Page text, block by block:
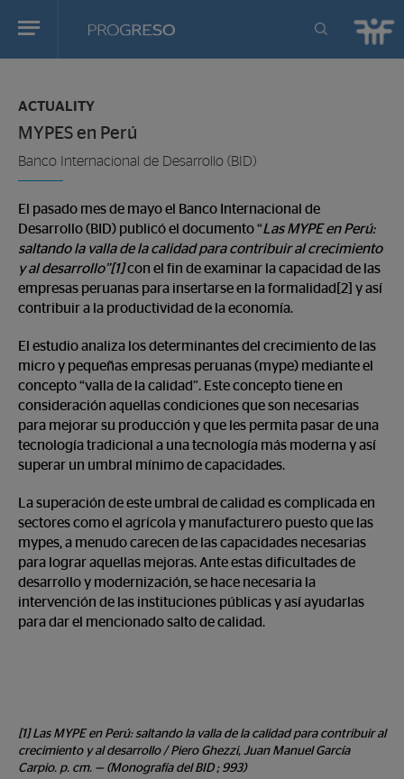
Progreso
Revista
actualidd
are
in:
ACTUALITY
MYPES en Perú
Banco Internacional de Desarrollo (BID)
El pasado mes de mayo el Banco Internacional de
Desarrollo (BID) publicó el documento “Las MYPE en Perú:
saltando la valla de la calidad para contribuir al crecimiento
y al desarrollo”[1]con el fin de examinar la capacidad de las
empresas peruanas para insertarse en la formalidad[2] y así
contribuir a la productividad de la economía.
El estudio analiza los determinantes del crecimiento de las
micro y pequeñas empresas peruanas (mype) mediante el
concepto “valla de la calidad”. Este concepto tiene en
consideración aquellas condiciones que son necesarias
para mejorar su producción y que les permita pasar de una
tecnología tradicional a una tecnología más moderna y así
superar un umbral mínimo de capacidades.
La superación de este umbral de calidad es complicada en
sectores como el agrícola y manufacturero puesto que las
mypes, a menudo carecen de las capacidades necesarias
para lograr aquellas mejoras. Ante estas dificultades de
desarrollo y modernización, se hace necesaria la
intervención de las instituciones públicas y así ayudarlas
para dar el mencionado salto de calidad.
[1] Las MYPE en Perú: saltando la valla de la calidad para contribuir al
crecimiento y al desarrollo / Piero Ghezzi, Juan Manuel García
Carpio. p. cm. — (Monografía del BID ; 993)